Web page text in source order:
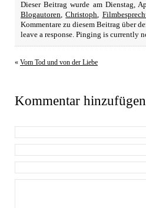
Dieser Beitrag wurde am Dienstag,
Blogautoren,Christoph,
Kommentare zu diesem Beitrag über
leave a response. Pinging is currently
« Vom Tod und von der Liebe
Kommentar hinzufügen